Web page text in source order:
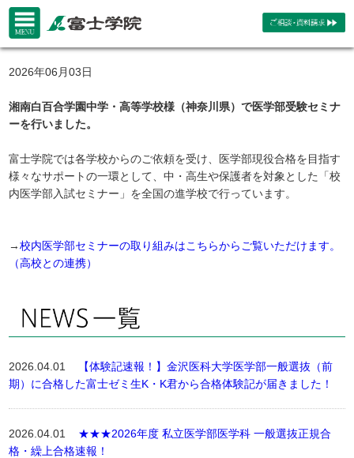
2026年06月03日
湘南白百合学園中学・高等学校様（神奈川県）で医学部受験セミナ
ーを行いました。
富士学院では各学校からのご依頼を受け、医学部現役合格を目指す
様々なサポートの一環として、中・高生や保護者を対象とした「校
内医学部入試セミナー」を全国の進学校で行っています。
→校内医学部セミナーの取り組みはこちらからご覧いただけます。
（高校との連携）
2026.04.01
【体験記速報！】金沢医科大学医学部一般選抜（前
期）に合格した富士ゼミ生K・K君から合格体験記が届きました！
2026.04.01 ★★★2026年度 私立医学部医学科 一般選抜正規合
格・繰上合格速報！